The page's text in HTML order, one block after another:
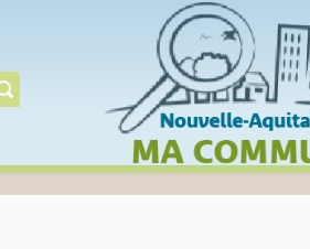
Cookies management panel